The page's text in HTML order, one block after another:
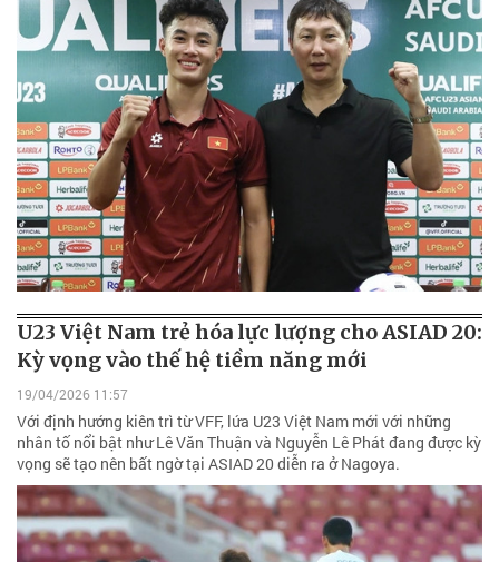
U23 Việt Nam trẻ hóa lực lượng cho ASIAD 20:
Kỳ vọng vào thế hệ tiềm năng mới
19/04/2026 11:57
Với định hướng kiên trì từ VFF, lứa U23 Việt Nam mới với những
nhân tố nổi bật như Lê Văn Thuận và Nguyễn Lê Phát đang được kỳ
vọng sẽ tạo nên bất ngờ tại ASIAD 20 diễn ra ở Nagoya.